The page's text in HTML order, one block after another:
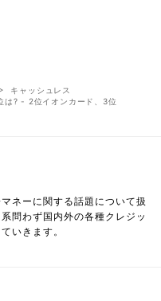
キャッシュレス
は? - 2位イオンカード、3位
ネーに関する話題について扱
問わず国内外の各種クレジッ
いきます。